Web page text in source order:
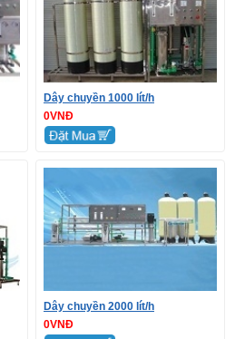
Dây chuyền 1000 lít/h
0VNĐ
Dây chuyền 2000 lít/h
0VNĐ